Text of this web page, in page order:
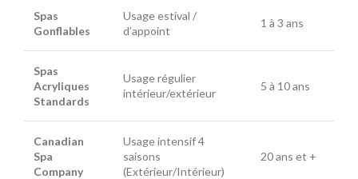
Spas
Gonflables
Usage estival /
d’appoint
1 à 3 ans
Spas
Acryliques
Standards
Usage régulier
intérieur/extérieur
5 à 10 ans
Canadian
Spa
Company
Usage intensif 4
saisons
(Extérieur/Intérieur)
20 ans et +